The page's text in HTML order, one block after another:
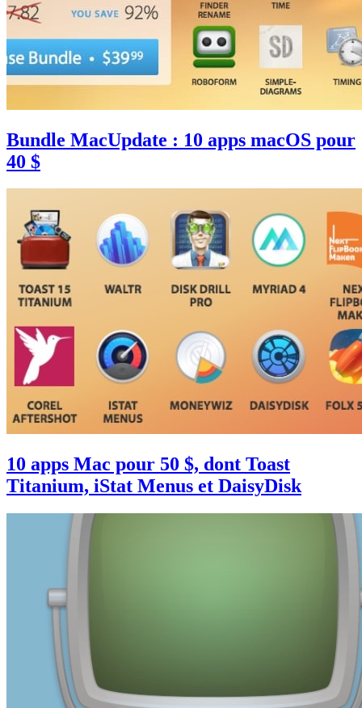
Bundle MacUpdate : 10 apps macOS pour
40 $
10 apps Mac pour 50 $, dont Toast
Titanium, iStat Menus et DaisyDisk